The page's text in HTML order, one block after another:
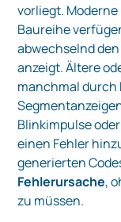
vorliegt.
Baureihe
abwechselnd
anzeigt. Ältere
manchmal durch
Blinkimpulse
einen Fehler
generierten
Fehlerursache,
zu müssen.